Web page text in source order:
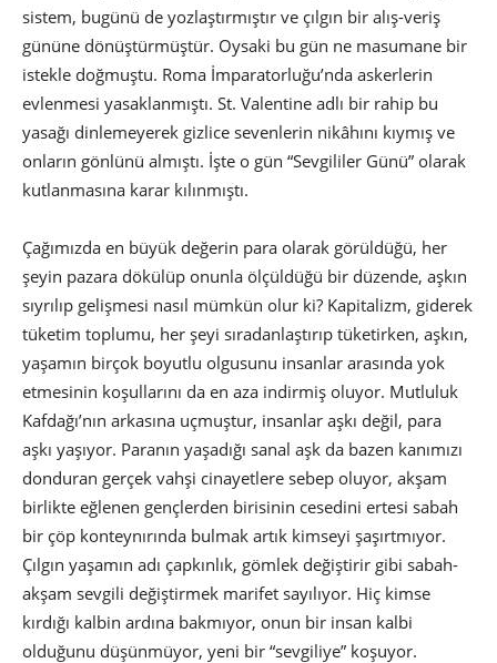
sistem, bugünü de yozlaştırmıştır ve çılgın bir alış-veriş
gününe dönüştürmüştür. Oysaki bu gün ne masumane bir
istekle doğmuştu. Roma İmparatorluğu’nda askerlerin
evlenmesi yasaklanmıştı. St. Valentine adlı bir rahip bu
yasağı dinlemeyerek gizlice sevenlerin nikâhını kıymış ve
onların gönlünü almıştı. İşte o gün “Sevgililer Günü” olarak
kutlanmasına karar kılınmıştı.
Çağımızda en büyük değerin para olarak görüldüğü, her
şeyin pazara dökülüp onunla ölçüldüğü bir düzende, aşkın
sıyrılıp gelişmesi nasıl mümkün olur ki? Kapitalizm, giderek
tüketim toplumu, her şeyi sıradanlaştırıp tüketirken, aşkın,
yaşamın birçok boyutlu olgusunu insanlar arasında yok
etmesinin koşullarını da en aza indirmiş oluyor. Mutluluk
Kafdağı’nın arkasına uçmuştur, insanlar aşkı değil, para
aşkı yaşıyor. Paranın yaşadığı sanal aşk da bazen kanımızı
donduran gerçek vahşi cinayetlere sebep oluyor, akşam
birlikte eğlenen gençlerden birisinin cesedini ertesi sabah
bir çöp konteynırında bulmak artık kimseyi şaşırtmıyor.
Çılgın yaşamın adı çapkınlık, gömlek değiştirir gibi sabah-
akşam sevgili değiştirmek marifet sayılıyor. Hiç kimse
kırdığı kalbin ardına bakmıyor, onun bir insan kalbi
olduğunu düşünmüyor, yeni bir “sevgiliye” koşuyor.